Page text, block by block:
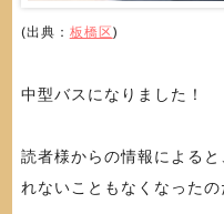
(出典： 板橋区)
中型バスになりました！
読者様からの情報による
れないこともなくなったの